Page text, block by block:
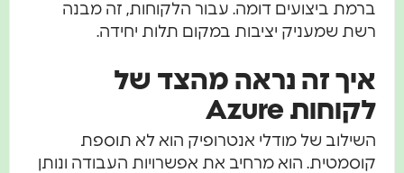
ברמת ביצועים דומה. עבור הלקוחות, זה מבנה
רשת שמעניק יציבות במקום תלות יחידה.
איך זה נראה מהצד של
לקוחות Azure
השילוב של מודלי אנטרופיק הוא לא תוספת
קוסמטית. הוא מרחיב את אפשרויות העבודה ונותן